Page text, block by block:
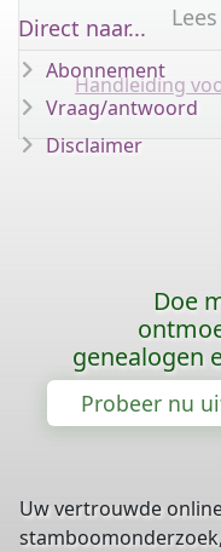
Handleiding
Direct naar...
Abonnement
Vraag/antwoord
Disclaimer
Doe
genealogen
Probeer nu
Uw vertrouwde